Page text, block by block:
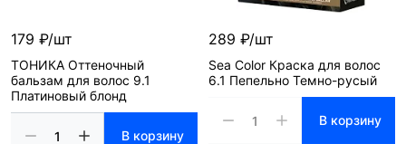
179 ₽/шт
ТОНИКА Оттеночный
бальзам для волос 9.1
Платиновый блонд
В корзину
289 ₽/шт
Sea Color Краска для волос
6.1 Пепельно Темно-русый
В корзину